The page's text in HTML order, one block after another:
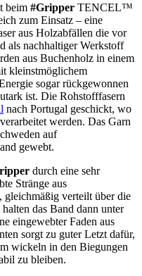
beim #Gripper TENCEL™
zum Einsatz – eine
aus Holzabfällen die vor
als nachhaltiger Werkstoff
aus Buchenholz in einem
kleinstmöglichem
sogar rückgewonnen
ist. Die Rohstofffasern
nach Portugal geschickt, wo
werden. Das Garn
auf
gewebt.
durch eine sehr
Stränge aus
gleichmäßig verteilt über die
das Band dann unter
eingewebter Faden aus
sorgt zu guter Letzt dafür,
wickeln in den Biegungen
zu bleiben.